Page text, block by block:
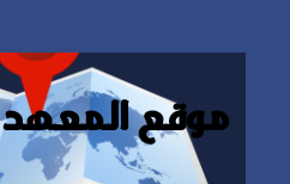
موقع المعهد